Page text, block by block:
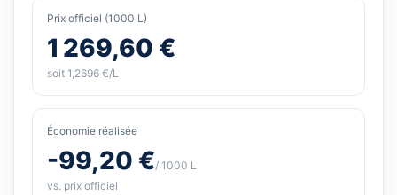
Prix officiel (1000 L)
1 269,60 €
soit 1,2696 €/L
Économie réalisée
-99,20 €/ 1000 L
vs. prix officiel